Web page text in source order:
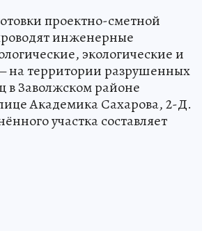
проектно-сметной
инженерные
экологические и
на территории разрушенных
в Заволжском районе
Академика Сахарова, 2-Д.
участка составляет